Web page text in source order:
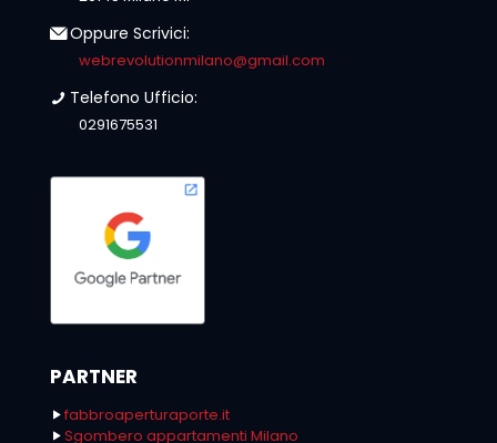
Oppure Scrivici:
webrevolutionmilano@gmail.com
Telefono Ufficio:
0291675531
PARTNER
fabbroaperturaporte.it
Sgombero appartamenti Milano